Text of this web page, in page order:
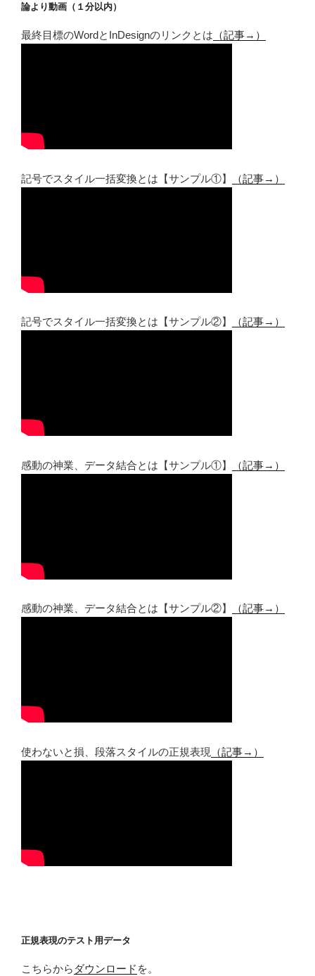
論より動画（１分以内）
最終目標のWordとInDesignのリンクとは （記事→）
記号でスタイル一括変換とは【サンプル①】 （記事→）
記号でスタイル一括変換とは【サンプル②】 （記事→）
感動の神業、データ結合とは【サンプル①】 （記事→）
感動の神業、データ結合とは【サンプル②】 （記事→）
使わないと損、段落スタイルの正規表現 （記事→）
正規表現のテスト用データ
こちらから ダウンロード を。